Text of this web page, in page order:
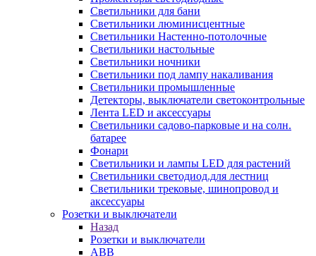
Светильники для бани
Светильники люминисцентные
Светильники Настенно-потолочные
Светильники настольные
Светильники ночники
Светильники под лампу накаливания
Светильники промышленные
Детекторы, выключатели светоконтрольные
Лента LED и аксессуары
Светильники садово-парковые и на солн.
батарее
Фонари
Светильники и лампы LED для растений
Светильники светодиод.для лестниц
Светильники трековые, шинопровод и
аксессуары
Розетки и выключатели
Назад
Розетки и выключатели
ABB